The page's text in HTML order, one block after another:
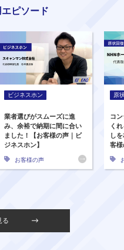
ピソード
ビジネスホン
業者選びがスムーズに進
み、余裕で納期に間に合い
ました！【お客様の声｜ビ
ジネスホン】
お客様の声
原
コ
く
し
客
る